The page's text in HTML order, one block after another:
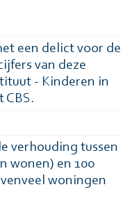
een delict voor de
van deze
- Kinderen in
CBS.
verhouding tussen
wonen) en 100
woningen